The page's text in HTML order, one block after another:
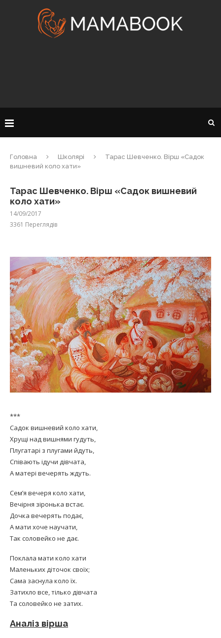
Головна Школярі
Тарас Шевченко. Вірш «Садок
вишневий коло хати»
Тарас Шевченко. Вірш «Садок вишневий
коло хати»
14/09/2017
3361 Переглядів
***
Садок вишневий коло хати,
Хрущі над вишнями гудуть,
Плугатарі з плугами йдуть,
Співають ідучи дівчата,
А матері вечерять ждуть.
Сем’я вечеря коло хати,
Вечірня зіронька встає.
Дочка вечерять подає,
А мати хоче научати,
Так соловейко не дає.
Поклала мати коло хати
Маленьких діточок своїх;
Сама заснула коло їх.
Затихло все, тілько дівчата
Та соловейко не затих.
Аналіз вірша